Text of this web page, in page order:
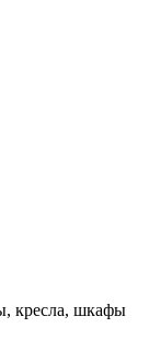
кресла, шкафы